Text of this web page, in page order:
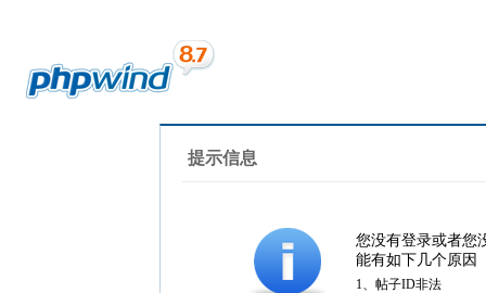
提示信息
您没有登录或者您
能有如下几个原因
1、帖子ID非法